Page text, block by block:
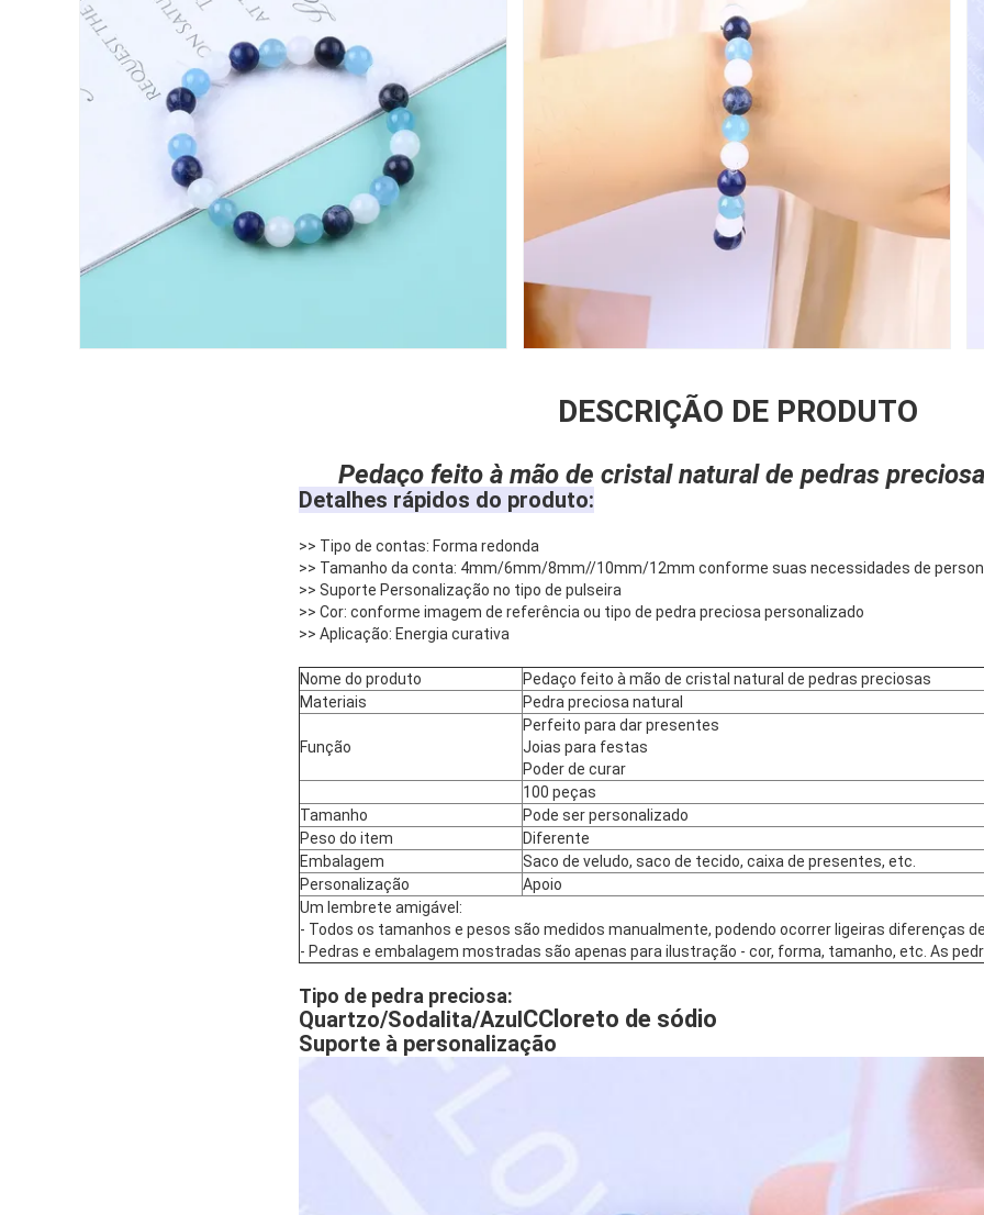
DESCRIÇÃO DE PRODUTO
Pedaço feito à mão de cristal natural de pedras
Detalhes rápidos do produto:
>> Tipo de contas: Forma redonda
>> Tamanho da conta: 4mm/6mm/8mm//10mm/12mm conforme suas necessidades de
>> Suporte Personalização no tipo de pulseira
>> Cor: conforme imagem de referência ou tipo de pedra preciosa personalizado
>> Aplicação: Energia curativa
Nome do produto
Pedaço feito à mão de cristal natural de pedras preciosas
Materiais
Pedra preciosa natural
Função
Perfeito para dar presentes
Joias para festas
Poder de curar
100 peças
Tamanho
Pode ser personalizado
Peso do item
Diferente
Embalagem
Saco de veludo, saco de tecido, caixa de presentes, etc.
Personalização
Apoio
Um lembrete amigável:
- Todos os tamanhos e pesos são medidos manualmente, podendo ocorrer ligeiras diferenças
- Pedras e embalagem mostradas são apenas para ilustração - cor, forma, tamanho, etc. As
Tipo de pedra preciosa:
Quartzo/Sodalita/AzulCCloreto de sódio
Suporte à personalização